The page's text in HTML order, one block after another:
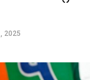
2025